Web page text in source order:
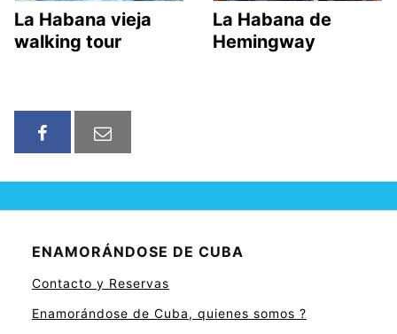
La Habana vieja
walking tour
La Habana de
Hemingway
ENAMORÁNDOSE DE CUBA
Contacto y Reservas
Enamorándose de Cuba, quienes somos ?